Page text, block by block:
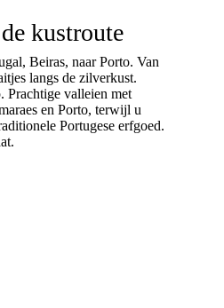
kustroute
Beiras, naar Porto. Van
langs de zilverkust.
Prachtige valleien met
en Porto, terwijl u
Portugese erfgoed.